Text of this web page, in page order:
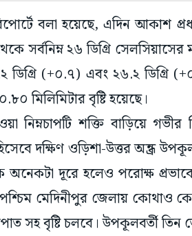
বলা হয়েছে, এদিন আকাশ
সর্বনিম্ন ২৬ ডিগ্রি
ডিগ্রি (+০.৭) এবং ২৬.২
মিলিমিটার বৃষ্টি হয়েছে।
নিম্নচাপটি শক্তি বাড়িয়ে
দক্ষিণ ওড়িশা-উত্তর অন্ধ্র
দূরে হলেও পরোক্ষ
মেদিনীপুর জেলায় কোথাও
সহ বৃষ্টি চলবে। উপকূলবর্তী তিন